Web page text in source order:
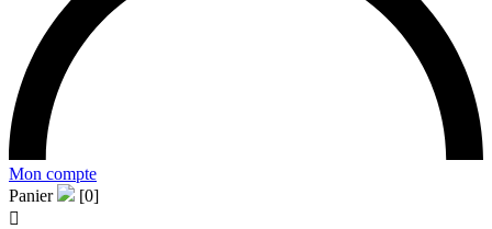
Mon compte
Panier
[0]
